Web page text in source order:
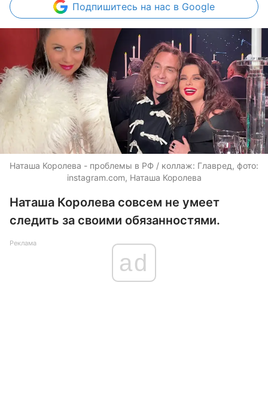
Подпишитесь на нас в Google
Наташа Королева - проблемы в РФ / коллаж: Главред, фото:
instagram.com, Наташа Королева
Наташа Королева совсем не умеет
следить за своими обязанностями.
Реклама
ad